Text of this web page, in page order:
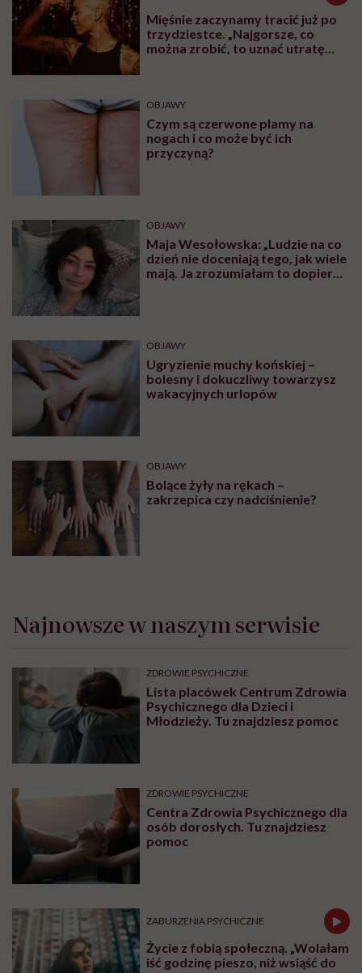
Mięśnie zaczynamy tracić już po
trzydziestce. „Najgorsze, co
można zrobić, to uznać utratę
OBJAWY
Czym są czerwone plamy na
nogach i co może być ich
przyczyną?
OBJAWY
Maja Wesołowska: „Ludzie na co
dzień nie doceniają tego, jak wiele
mają. Ja zrozumiałam to dopiero,
OBJAWY
Ugryzienie muchy końskiej –
bolesny i dokuczliwy towarzysz
wakacyjnych urlopów
OBJAWY
Bolące żyły na rękach –
zakrzepica czy nadciśnienie?
Najnowsze w naszym serwisie
ZDROWIE PSYCHICZNE
Lista placówek Centrum Zdrowia
Psychicznego dla Dzieci i
Młodzieży. Tu znajdziesz pomoc
ZDROWIE PSYCHICZNE
Centra Zdrowia Psychicznego dla
osób dorosłych. Tu znajdziesz
pomoc
ZABURZENIA PSYCHICZNE
Życie z fobią społeczną. „Wolałam
iść godzinę pieszo, niż wsiąść do